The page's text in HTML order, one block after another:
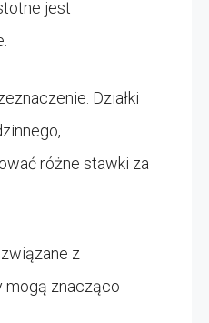
jest
Działki
różne stawki za
z
mogą znacząco